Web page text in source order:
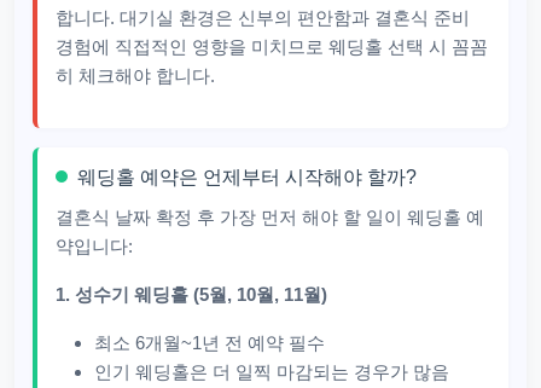
합니다. 대기실 환경은 신부의 편안함과 결혼식 준비
경험에 직접적인 영향을 미치므로 웨딩홀 선택 시 꼼꼼
히 체크해야 합니다.
웨딩홀 예약은 언제부터 시작해야 할까?
결혼식 날짜 확정 후 가장 먼저 해야 할 일이 웨딩홀 예
약입니다:
1. 성수기 웨딩홀 (5월, 10월, 11월)
최소 6개월~1년 전 예약 필수
인기 웨딩홀은 더 일찍 마감되는 경우가 많음